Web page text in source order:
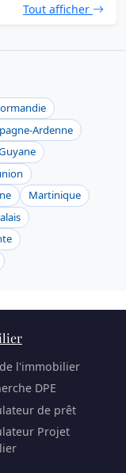
Tout afficher
Ardenne
Martinique
l'immobilier
DPE
de prêt
Projet